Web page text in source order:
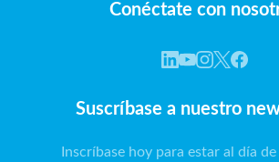
Conéctate con
Suscríbase a nuestro
Inscríbase hoy para estar al día